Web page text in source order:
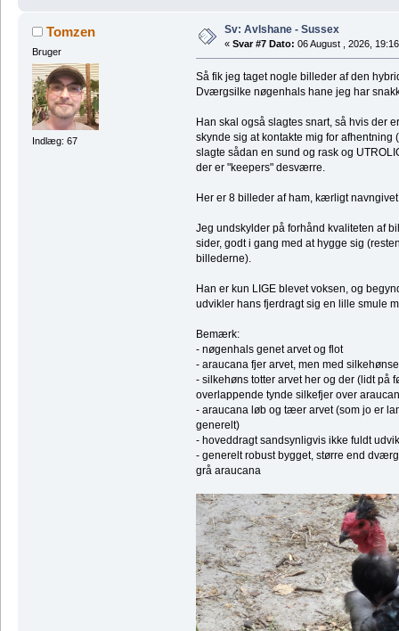
Tomzen
Bruger
Indlæg: 67
Sv: Avlshane - Sussex
« Svar #7 Dato: 06 August , 2026,
Så fik jeg taget nogle billeder af den
Dværgsilke nøgenhals hane jeg har
Han skal også slagtes snart, så hvis der
skynde sig at kontakte mig for
slagte sådan en sund og rask og
der er "keepers" desværre.
Her er 8 billeder af ham, kærligt
Jeg undskylder på forhånd kvaliteten af
sider, godt i gang med at hygge sig
billederne).
Han er kun LIGE blevet voksen, og
udvikler hans fjerdragt sig en lille smule
Bemærk:
- nøgenhals genet arvet og flot
- araucana fjer arvet, men med
- silkehøns totter arvet her og der (lidt på
overlappende tynde silkefjer over
- araucana løb og tæer arvet (som jo er
generelt)
- hoveddragt sandsynligvis ikke fuldt
- generelt robust bygget, større end
grå araucana